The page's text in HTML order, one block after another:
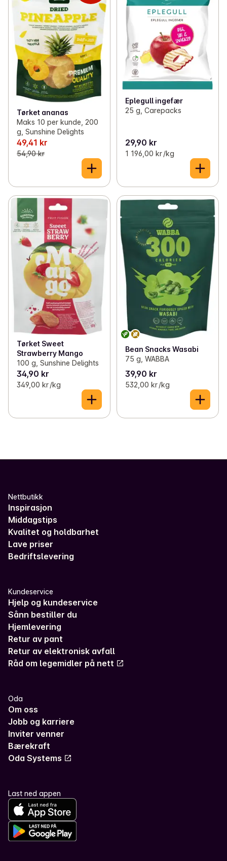
Tørket ananas
Maks 10 per kunde, 200
g, Sunshine Delights
49,41 kr
54,90 kr
Eplegull ingefær
25 g, Carepacks
29,90 kr
1 196,00 kr /kg
Tørket Sweet
Strawberry Mango
100 g, Sunshine Delights
34,90 kr
349,00 kr /kg
Bean Snacks Wasabi
75 g, WABBA
39,90 kr
532,00 kr /kg
Nettbutikk
Inspirasjon
Middagstips
Kvalitet og holdbarhet
Lave priser
Bedriftslevering
Kundeservice
Hjelp og kundeservice
Sånn bestiller du
Hjemlevering
Retur av pant
Retur av elektronisk avfall
Råd om legemidler på nett
Oda
Om oss
Jobb og karriere
Inviter venner
Bærekraft
Oda Systems
Last ned appen